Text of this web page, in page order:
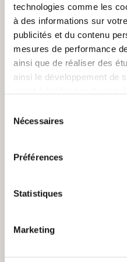
technologies comme les
à des informations sur
publicités et du contenu
mesures de performance
ainsi que de réaliser des
ainsi le développement de
tout moment en consultant
cookies ou en cliquant sur
Si vous le permettez, nous
géographique qui
Identifier votre
pour en relever les
Nécessaires
Préférences
Statistiques
Marketing
GUIDES
Voir tous les guides